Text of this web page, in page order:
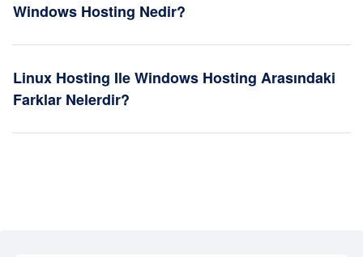
Windows Hosting Nedir?
Linux Hosting Ile Windows Hosting Arasındaki
Farklar Nelerdir?